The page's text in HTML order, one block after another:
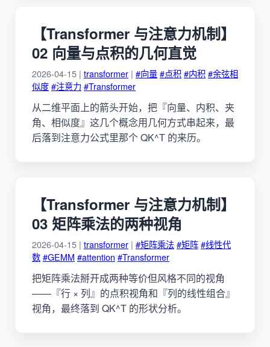
【Transformer 与注意力机制】
02 向量与点积的几何直觉
2026-04-15 | transformer | #向量#点积#内积#余弦相
似度#注意力 #Transformer
从二维平面上的箭头开始，把『向量、内积、夹
角、相似度』这几个概念用几何方式串起来，最
后落到注意力公式里那个 QK^T 的来历。
【Transformer 与注意力机制】
03 矩阵乘法的两种视角
2026-04-15 | transformer | #矩阵乘法#矩阵#线性代
数#GEMM #attention #Transformer
把矩阵乘法掰开成两种等价但风格不同的视角
——『行 × 列』的点积视角和『列的线性组合』
视角，最终落到 QK^T 的形状分析。